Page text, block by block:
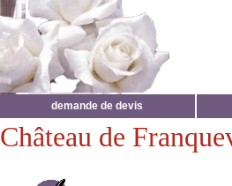
demande de devis
Château de